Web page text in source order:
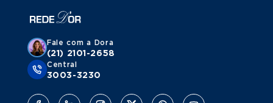
Fale com a Dora
(21) 2101-2658
Central
3003-3230